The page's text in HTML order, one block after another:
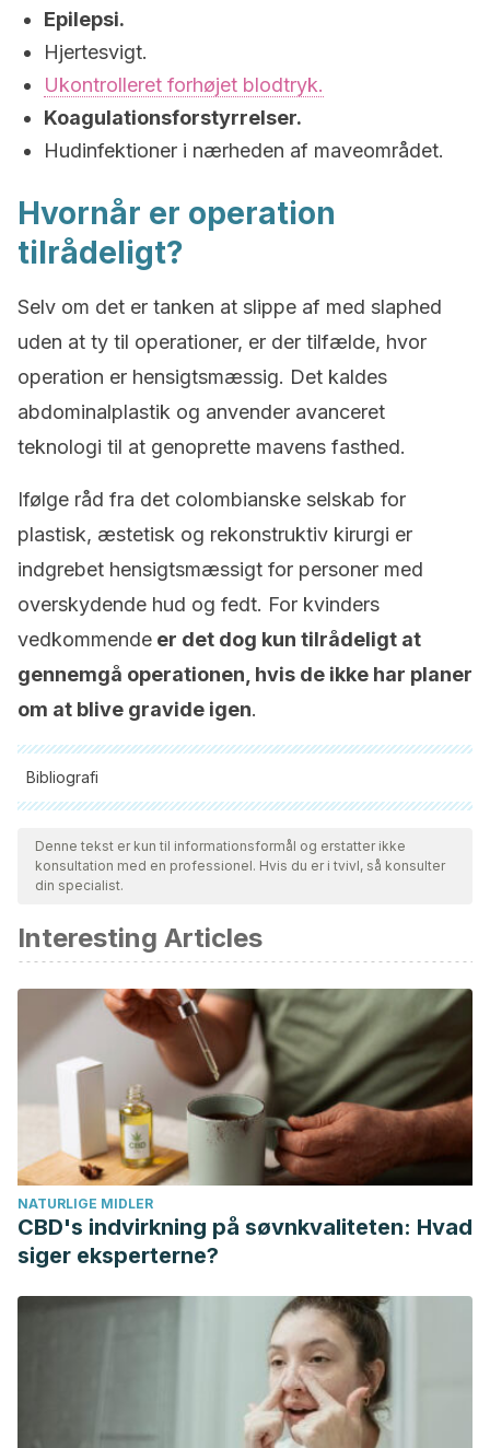
Epilepsi.
Hjertesvigt.
Ukontrolleret forhøjet blodtryk.
Koagulationsforstyrrelser.
Hudinfektioner i nærheden af maveområdet.
Hvornår er operation
tilrådeligt?
Selv om det er tanken at slippe af med slaphed
uden at ty til operationer, er der tilfælde, hvor
operation er hensigtsmæssig. Det kaldes
abdominalplastik og anvender avanceret
teknologi til at genoprette mavens fasthed.
Ifølge råd fra det colombianske selskab for
plastisk, æstetisk og rekonstruktiv kirurgi er
indgrebet hensigtsmæssigt for personer med
overskydende hud og fedt. For kvinders
vedkommende er det dog kun tilrådeligt at
gennemgå operationen, hvis de ikke har planer
om at blive gravide igen.
Bibliografi
Alle citerede kilder blev grundigt gennemgået af vores team
for at sikre deres kvalitet, pålidelighed, aktualitet og validitet.
Bibliografien i denne artikel blev betragtet som pålidelig og af
Abdominoplastia. Sociedad Colombiana de Cirugía Plástica
Estética y Reconstructiva. Colombia.
https://www.cirugiaplastica.org.co/procedimientos/cirugias-
plasticas-esteticas/cirugias-corporales/abdominmoplastia/
Báez M. Corriente de estimulación rusa Kotz. Academia.
Estados Unidos.
https://www.academia.edu/35206394/
Cárdenas Camarena L, Dorado C, González H, Guerrero
MT, Sander M. Rol de la carboxiterapia en la mejora de la
calidad de piel antes de ritidoplastia. Cirugía Plástica Ibero-
Latinoamericana. Vol. 46. Núm. 1. pp. 99-106. España; 2020.
https://scielo.isciii.es/pdf/cpil/v46n1/1989-2055-cpil-46-01-
0099.pdf
Electrolipólisis. Sociedad Española de Medicina Estética.
https://www.seme.org/pacientes/tecnicas-y-
Ferraro GM, Torreiro A, Lafrenz M. Criolipólisis plana:
Denne tekst er kun til informationsformål og erstatter ikke
konsultation med en professionel. Hvis du er i tvivl, så konsulter
din specialist.
Interesting Articles
NATURLIGE MIDLER
CBD's indvirkning på søvnkvaliteten: Hvad
siger eksperterne?